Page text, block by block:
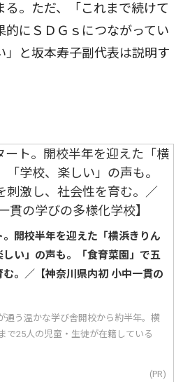
る。ただ、「これまで続けて
的にＳＤＧｓにつながってい
」と坂本寿子副代表は説明す
開校半年を迎えた「横浜きりん
い」の声も。「食育菜園」で五
。／【神奈川県内初 小中一貫の
通う温かな学び舎開校から約半年。横
で25人の児童・生徒が在籍している
(PR)